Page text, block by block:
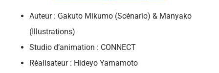
Auteur : Gakuto Mikumo (Scénario) & Manyako
(Illustrations)
Studio d’animation : CONNECT
Réalisateur : Hideyo Yamamoto